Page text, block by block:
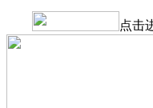
点击